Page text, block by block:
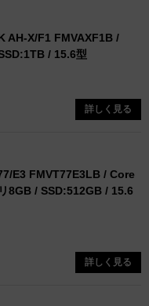
AH-X/F1 FMVAXF1B /
/ SSD:1TB / 15.6型
詳しく見る
E3 FMVT77E3LB / Core
8GB / SSD:512GB / 15.6
詳しく見る